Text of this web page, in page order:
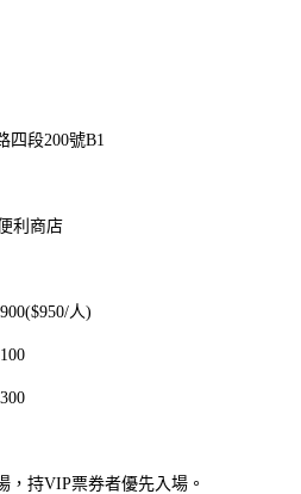
四段200號B1
利商店
人)
，持VIP票券者優先入場。